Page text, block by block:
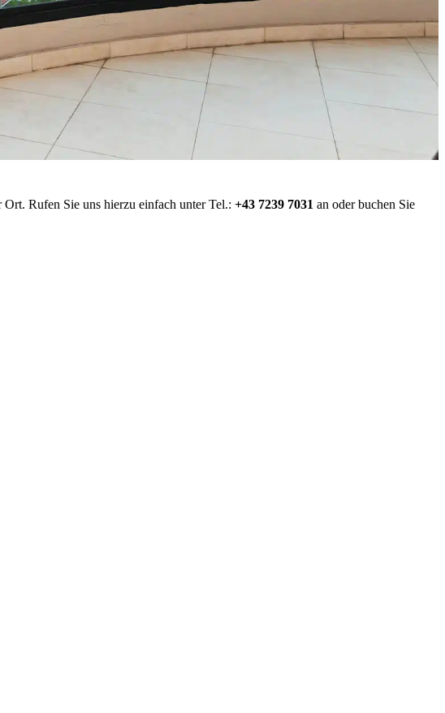
Rufen Sie uns hierzu einfach unter Tel.: +43 7239 7031 an oder buchen Sie